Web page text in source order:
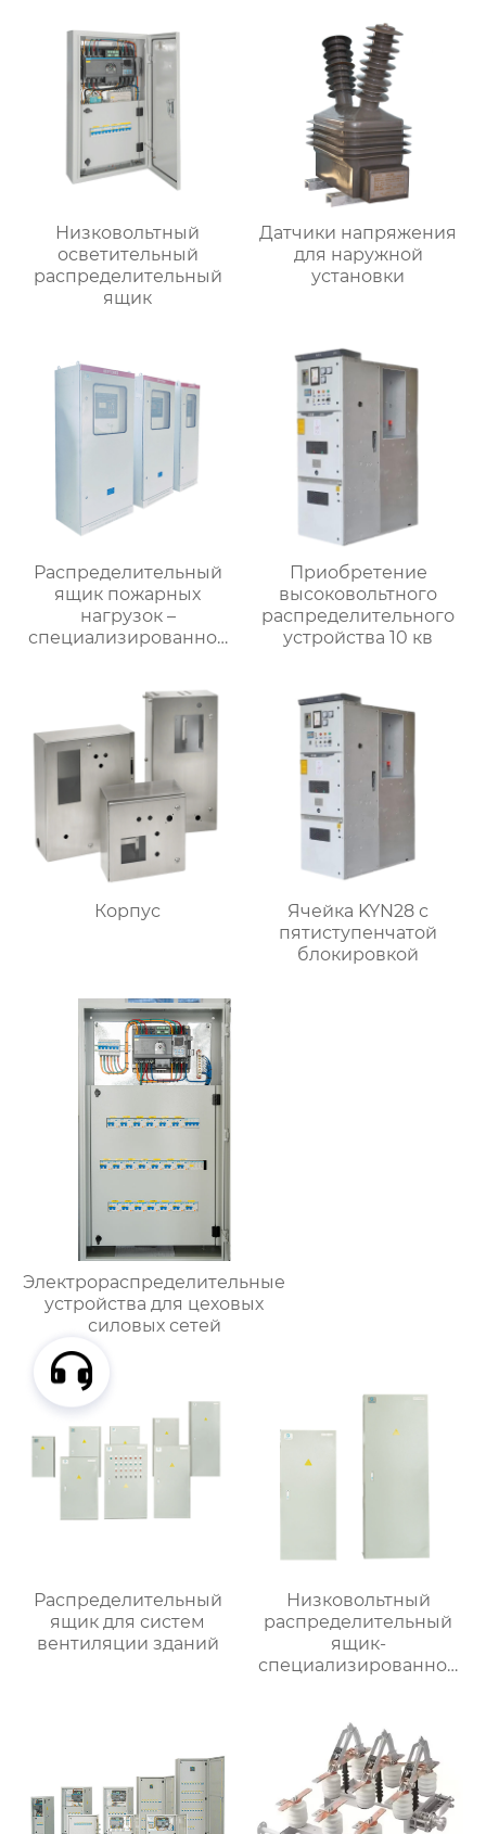
Низковольтный
осветительный
распределительный
ящик
Датчики напряжения
для наружной
установки
Распределительный
ящик пожарных
нагрузок –
специализированное
Приобретение
высоковольтного
распределительного
устройства 10 кв
Корпус
Ячейка KYN28 с
пятиступенчатой
блокировкой
Электрораспределительные
устройства для цеховых
силовых сетей
Распределительный
ящик для систем
вентиляции зданий
Низковольтный
распределительный
ящик-
специализированное